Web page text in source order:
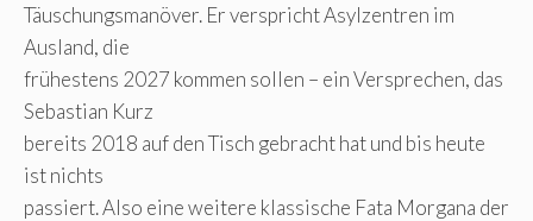
Täuschungsmanöver. Er verspricht Asylzentren im
Ausland, die
frühestens 2027 kommen sollen – ein Versprechen, das
Sebastian Kurz
bereits 2018 auf den Tisch gebracht hat und bis heute
ist nichts
passiert. Also eine weitere klassische Fata Morgana der